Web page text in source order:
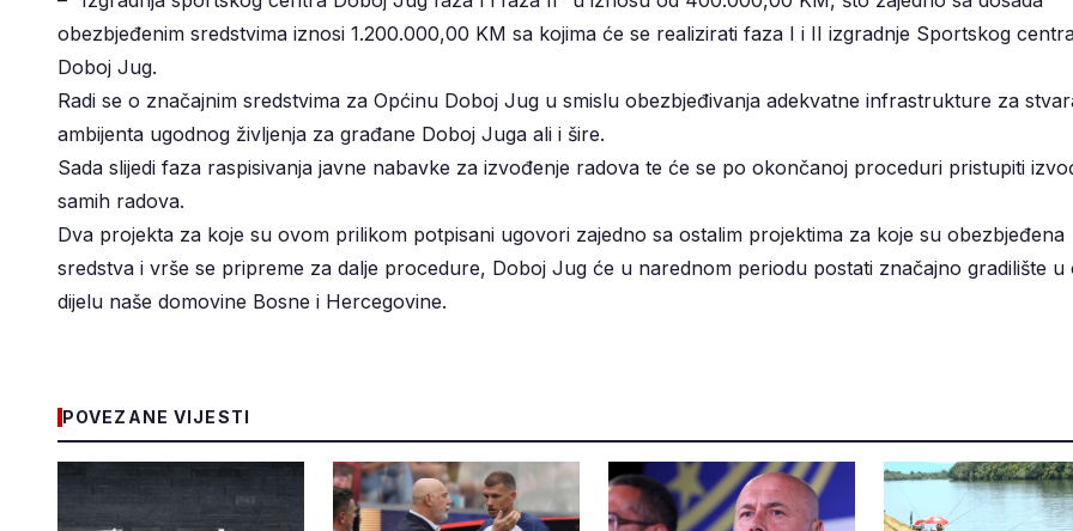
obezbjeđenim sredstvima iznosi 1.200.000,00 KM sa kojima će se realizirati faza I i II izgradnje Sportskog
Doboj Jug.
Radi se o značajnim sredstvima za Općinu Doboj Jug u smislu obezbjeđivanja adekvatne infrastrukture za
ambijenta ugodnog življenja za građane Doboj Juga ali i šire.
Sada slijedi faza raspisivanja javne nabavke za izvođenje radova te će se po okončanoj proceduri pristupiti
samih radova.
Dva projekta za koje su ovom prilikom potpisani ugovori zajedno sa ostalim projektima za koje su obezbjeđena
sredstva i vrše se pripreme za dalje procedure, Doboj Jug će u narednom periodu postati značajno gradilište u
dijelu naše domovine Bosne i Hercegovine.
POVEZANE VIJESTI